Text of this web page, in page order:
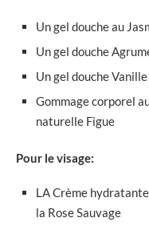
Un gel douche au
Un gel douche
Un gel douche
Gommage corporel
naturelle Figue
Pour le visage:
LA Crème
la Rose Sauvage